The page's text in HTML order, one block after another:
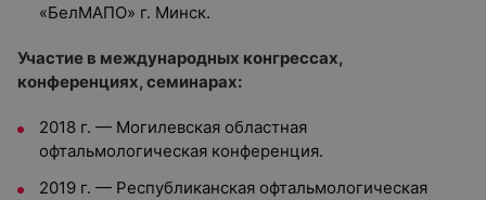
«БелМАПО» г. Минск.
Участие в международных конгрессах,
конференциях, семинарах:
2018 г. — Могилевская областная
офтальмологическая конференция.
2019 г. — Республиканская офтальмологическая